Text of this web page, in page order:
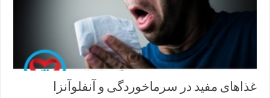
غذاهای مفید در سرماخوردگی و آنفلوآنزا